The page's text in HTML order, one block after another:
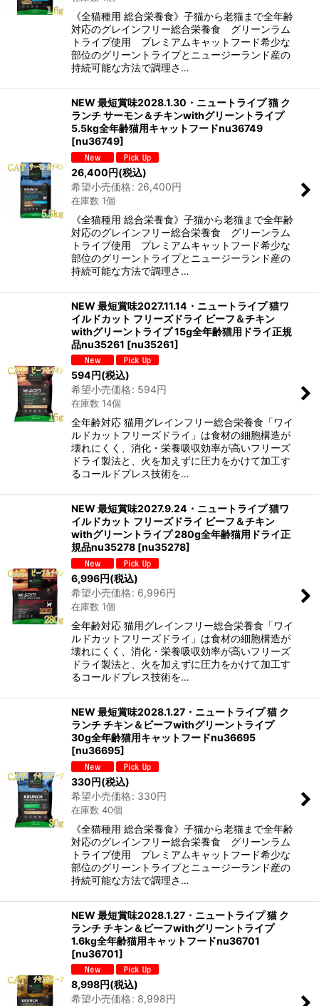
《全猫種用 総合栄養食》子猫から老猫まで全年齢
対応のグレインフリー総合栄養食 グリーンラム
トライプ使用 プレミアムキャットフード希少な
部位のグリーントライプとニュージーランド産の
持続可能な方法で調理さ…
NEW 最短賞味2028.1.30・ニュートライプ 猫 ク
ランチ サーモン＆チキンwithグリーントライプ
5.5kg全年齢猫用キャットフードnu36749
[nu36749]
26,400円(税込)
希望小売価格: 26,400円
在庫数 1個
《全猫種用 総合栄養食》子猫から老猫まで全年齢
対応のグレインフリー総合栄養食 グリーンラム
トライプ使用 プレミアムキャットフード希少な
部位のグリーントライプとニュージーランド産の
持続可能な方法で調理さ…
NEW 最短賞味2027.11.14・ニュートライプ 猫ワ
イルドカット フリーズドライ ビーフ＆チキン
withグリーントライプ 15g全年齢猫用ドライ正規
品nu35261 [nu35261]
594 円(税込)
希望小売価格: 594円
在庫数 14個
全年齢対応 猫用グレインフリー総合栄養食「ワイ
ルドカットフリーズドライ」は食材の細胞構造が
壊れにくく、消化・栄養吸収効率が高いフリーズ
ドライ製法と、火を加えずに圧力をかけて加工す
るコールドプレス技術を…
NEW 最短賞味2027.9.24・ニュートライプ 猫ワ
イルドカット フリーズドライ ビーフ＆チキン
withグリーントライプ 280g全年齢猫用ドライ正
規品nu35278 [nu35278]
6,996円(税込)
希望小売価格: 6,996円
在庫数 1個
全年齢対応 猫用グレインフリー総合栄養食「ワイ
ルドカットフリーズドライ」は食材の細胞構造が
壊れにくく、消化・栄養吸収効率が高いフリーズ
ドライ製法と、火を加えずに圧力をかけて加工す
るコールドプレス技術を…
NEW 最短賞味2028.1.27・ニュートライプ 猫 ク
ランチ チキン＆ビーフwithグリーントライプ
30g全年齢猫用キャットフードnu36695
[nu36695]
330円(税込)
希望小売価格: 330円
在庫数 40個
《全猫種用 総合栄養食》子猫から老猫まで全年齢
対応のグレインフリー総合栄養食 グリーンラム
トライプ使用 プレミアムキャットフード希少な
部位のグリーントライプとニュージーランド産の
持続可能な方法で調理さ…
NEW 最短賞味2028.1.27・ニュートライプ 猫 ク
ランチ チキン＆ビーフwithグリーントライプ
1.6kg全年齢猫用キャットフードnu36701
[nu36701]
8,998円(税込)
希望小売価格: 8,998円